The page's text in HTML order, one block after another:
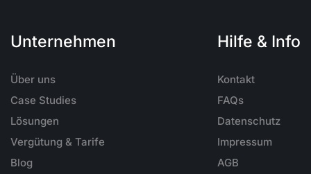
Unternehmen
Über uns
Case Studies
Lösungen
Vergütung & Tarife
Blog
Hilfe & Info
Kontakt
FAQs
Datenschutz
Impressum
AGB